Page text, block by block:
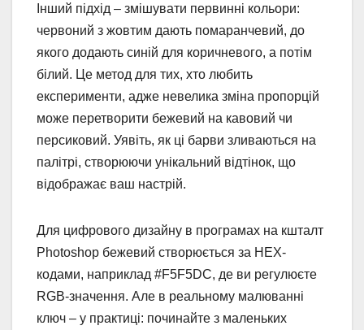
Інший підхід – змішувати первинні кольори:
червоний з жовтим дають помаранчевий, до
якого додають синій для коричневого, а потім
білий. Це метод для тих, хто любить
експерименти, адже невелика зміна пропорцій
може перетворити бежевий на кавовий чи
персиковий. Уявіть, як ці барви зливаються на
палітрі, створюючи унікальний відтінок, що
відображає ваш настрій.
Для цифрового дизайну в програмах на кшталт
Photoshop бежевий створюється за HEX-
кодами, наприклад #F5F5DC, де ви регулюєте
RGB-значення. Але в реальному малюванні
ключ – у практиці: починайте з маленьких